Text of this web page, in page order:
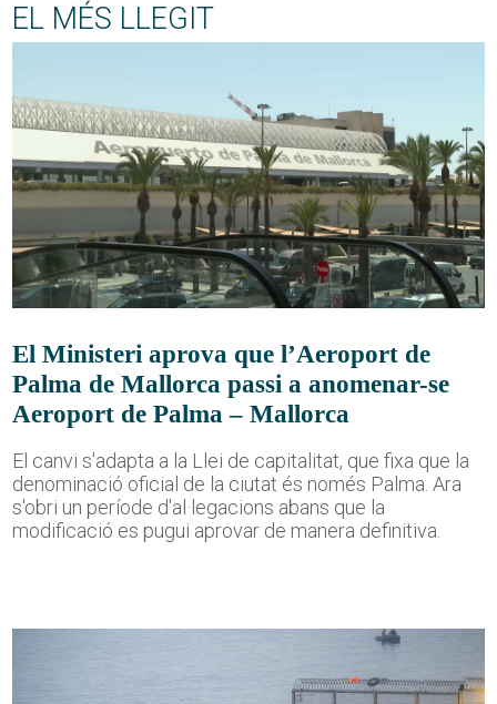
EL MÉS LLEGIT
El Ministeri aprova que l’Aeroport de
Palma de Mallorca passi a anomenar-se
Aeroport de Palma – Mallorca
El canvi s'adapta a la Llei de capitalitat, que fixa que la
denominació oficial de la ciutat és només Palma. Ara
s'obri un període d'al·legacions abans que la
modificació es pugui aprovar de manera definitiva.